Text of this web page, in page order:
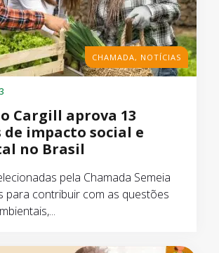
CHAMADA, NOTÍCIAS
Cargill aprova 13
impacto social e
no Brasil
pela Chamada Semeia
para contribuir com as questões